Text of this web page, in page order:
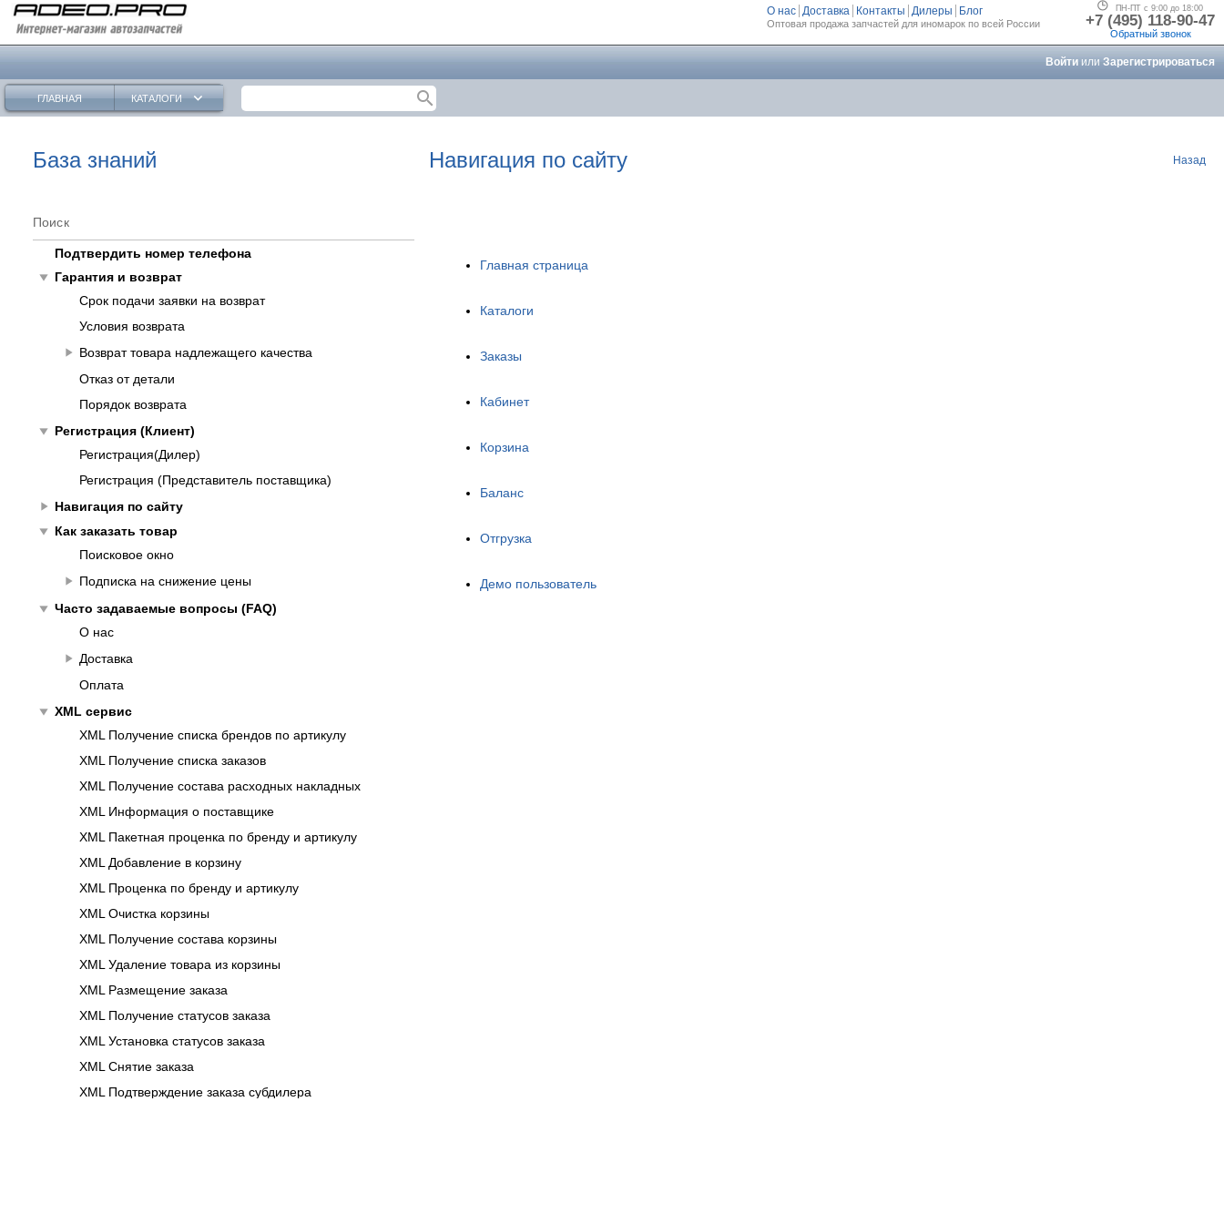
О нас Доставка Контакты Дилеры Блог
Оптовая продажа запчастей для иномарок по всей России
ПН-ПТ с 9:00 до 18:00
+7 (495) 118-90-47
Обратный звонок
Войти или Зарегистрироваться
ГЛАВНАЯ КАТАЛОГИ keyboard_arrow_down search
База знаний
Поиск
Подтвердить номер телефона
play_arrow Гарантия и возврат
Срок подачи заявки на возврат
Условия возврата
play_arrow Возврат товара надлежащего качества
Отказ от детали
Порядок возврата
play_arrow Регистрация (Клиент)
Регистрация(Дилер)
Регистрация (Представитель поставщика)
play_arrow Навигация по сайту
play_arrow Как заказать товар
Поисковое окно
play_arrow Подписка на снижение цены
play_arrow Часто задаваемые вопросы (FAQ)
О нас
play_arrow Доставка
Оплата
play_arrow XML сервис
XML Получение списка брендов по артикулу
XML Получение списка заказов
XML Получение состава расходных накладных
XML Информация о поставщике
XML Пакетная проценка по бренду и артикулу
XML Добавление в корзину
XML Проценка по бренду и артикулу
XML Очистка корзины
XML Получение состава корзины
XML Удаление товара из корзины
XML Размещение заказа
XML Получение статусов заказа
XML Установка статусов заказа
XML Cнятие заказа
XML Подтверждение заказа субдилера
Навигация по сайту Назад
Главная страница
Каталоги
Заказы
Кабинет
Корзина
Баланс
Отгрузка
Демо пользователь